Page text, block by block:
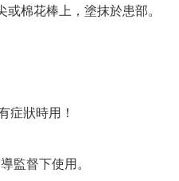
棉花棒上，塗抹於患部。
症狀時用！
監督下使用。